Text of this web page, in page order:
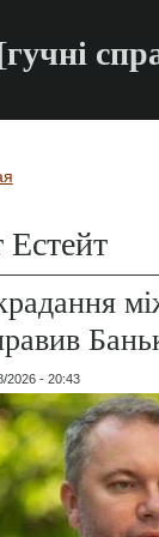
Естейт
2026 - 20:43